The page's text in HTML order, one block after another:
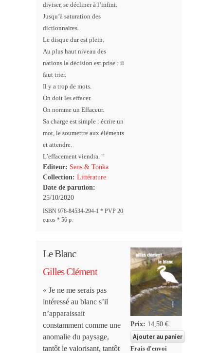
diviser, se décliner à l’infini.
Jusqu’à saturation des
dictionnaires.
Le disque dur est plein.
Au plus haut niveau des
nations la décision est prise : il
faut trier.
Il y a trop de mots.
On doit les effacer.
On nomme un Effaceur.
Sa charge est simple : écrire un
mot, le soumettre aux éléments
et attendre.
L’effacement viendra. "
Editeur: Sens & Tonka
Collection: Littérature
Date de parution:
25/10/2020
ISBN 978-84534-294-1 * PVP 20
euros * 56 p.
Le Blanc
Gilles Clément
« Je ne me serais pas
intéressé au blanc s’il
n’apparaissait
constamment comme une
anomalie du paysage,
tantôt le valorisant, tantôt
Prix: 14,50 €
Frais d'envoi